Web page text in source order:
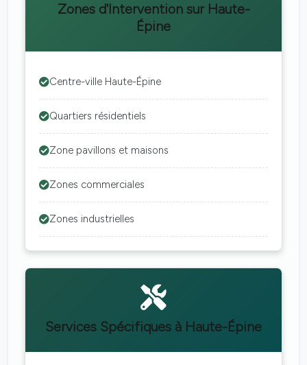
Zones d'Intervention sur Haute-
Épine
Centre-ville Haute-Épine
Quartiers résidentiels
Zone pavillons et maisons
Zones commerciales
Zones industrielles
Services Spécifiques à Haute-Épine